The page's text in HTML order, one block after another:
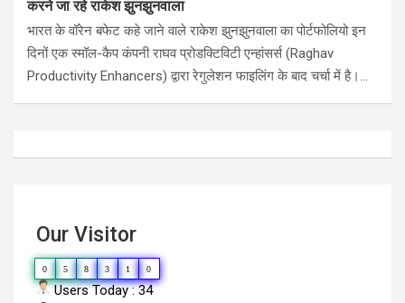
करने जा रहे राकेश झुनझुनवाला
भारत के वॉरेन बफेट कहे जाने वाले राकेश झुनझुनवाला का पोर्टफोलियो इन
दिनों एक स्मॉल-कैप कंपनी राघव प्रोडक्टिविटी एन्हांसर्स (Raghav
Productivity Enhancers) द्वारा रेगुलेशन फाइलिंग के बाद चर्चा में है।…
Our Visitor
0 5 8 3 1 0
Users Today : 34